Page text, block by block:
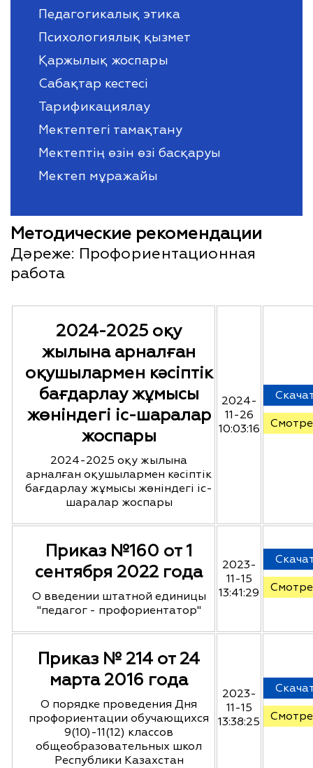
Педагогикалық этика
Психологиялық қызмет
Қаржылық жоспары
Сабақтар кестесі
Тарификациялау
Мектептегі тамақтану
Мектептің өзін өзі басқаруы
Мектеп мұражайы
Методические рекомендации
Дәреже: Профориентационная
работа
2024-2025 оқу
жылына арналған
оқушылармен кәсіптік
бағдарлау жұмысы
жөніндегі іс-шаралар
жоспары
2024-2025 оқу жылына
арналған оқушылармен кәсіптік
бағдарлау жұмысы жөніндегі іс-
шаралар жоспары
2024-
11-26
10:03:16
Приказ №160 от 1
сентября 2022 года
О введении штатной единицы
"педагог - профориентатор"
2023-
11-15
13:41:29
Приказ № 214 от 24
марта 2016 года
О порядке проведения Дня
профориентации обучающихся
9(10)-11(12) классов
общеобразовательных школ
Республики Казахстан
2023-
11-15
13:38:25